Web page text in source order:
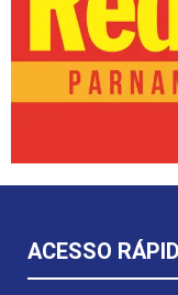
ACESSO